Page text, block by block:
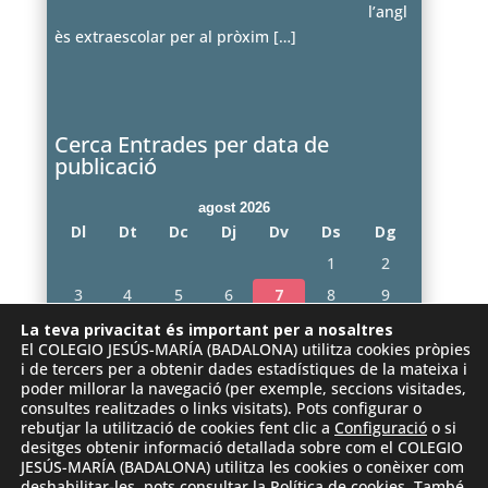
l’angl
ès extraescolar per al pròxim […]
Cerca Entrades per data de
publicació
agost 2026
Dl Dt Dc Dj Dv Ds
Dg
1
2
3
4 5 6 7 8
9
10
11 12 13 14 15
16
17
18 19 20 21 22
23
24
25 26 27 28 29
30
31
« juny
La teva privacitat és important per a nosaltres
El COLEGIO JESÚS-MARÍA (BADALONA) utilitza cookies pròpies
i de tercers per a obtenir dades estadístiques de la mateixa i
poder millorar la navegació (per exemple, seccions visitades,
consultes realitzades o links visitats). Pots configurar o
rebutjar la utilització de cookies fent clic a Configuració o si
desitges obtenir informació detallada sobre com el COLEGIO
JESÚS-MARÍA (BADALONA) utilitza les cookies o conèixer com